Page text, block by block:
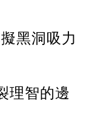
黑洞吸力
理智的邊